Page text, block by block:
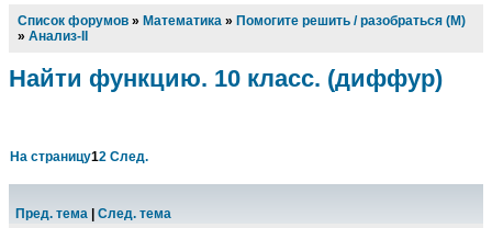
Список форумов » Математика » Помогите решить / разобраться (М)
» Анализ-II
Найти функцию. 10 класс. (диффур)
На страницу12 След.
Пред. тема
След. тема